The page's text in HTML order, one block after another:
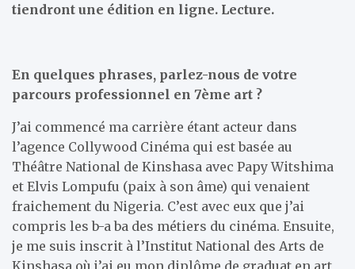
tiendront une édition en ligne. Lecture.
En quelques phrases, parlez-nous de votre
parcours professionnel en 7ème art ?
J’ai commencé ma carrière étant acteur dans
l’agence Collywood Cinéma qui est basée au
Théâtre National de Kinshasa avec Papy Witshima
et Elvis Lompufu (paix à son âme) qui venaient
fraichement du Nigeria. C’est avec eux que j’ai
compris les b-a ba des métiers du cinéma. Ensuite,
je me suis inscrit à l’Institut National des Arts de
Kinshasa où j’ai eu mon diplôme de graduat en art